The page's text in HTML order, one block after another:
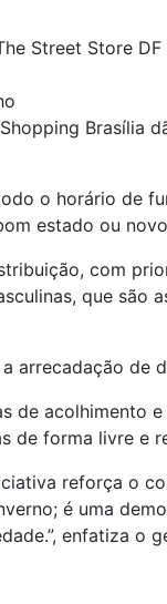
Street Store
Brasília
o horário de
estado ou
com
que são
arrecadação de
de acolhimento
de forma livre e
reforça o
é uma
enfatiza o